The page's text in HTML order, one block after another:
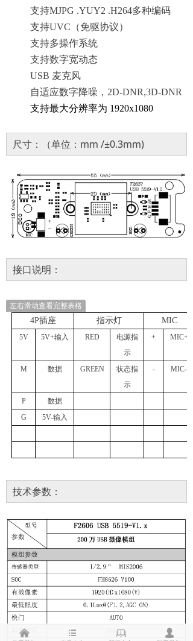
낀 뀑 ꁡ 넙
支持MJPG .YUY2 .H264多种编码
支持UVC（免驱协议）
支持多操作系统
支持数字宽动态
USB 麦克风
自适应数字降噪， 2D-DNR,3D-DNR
支持最大分辨率为 1920x1080
尺寸：（单位：mm /±0.3mm)
接口说明：
左右滑动查看完整表格
4P插座 指示灯 MIC
5V 5V+输入 RED
电源指
示
+ MIC+
M 数据 GREEN
状态指
示
- MIC-
P
数据
G
5V-输入
技术参数：